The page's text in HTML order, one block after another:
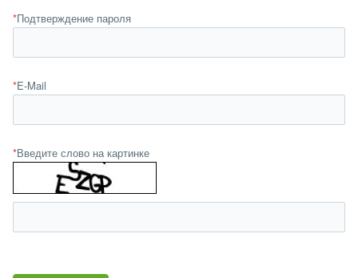
*Подтверждение пароля
*E-Mail
*Введите слово на картинке